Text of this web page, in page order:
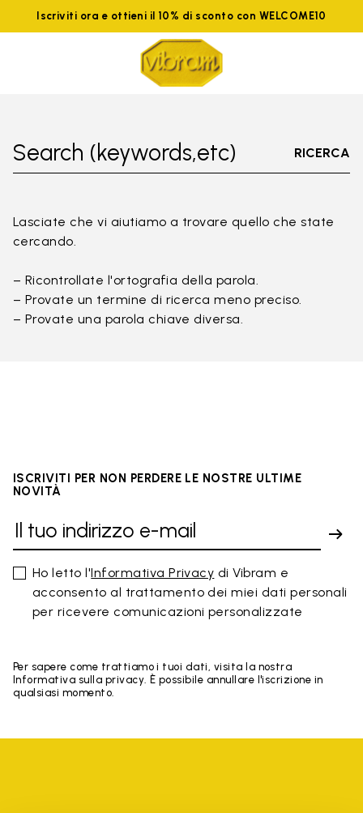
Iscriviti ora e ottieni il 10% di sconto con WELCOME10
Search (keywords,etc) RICERCA
Lasciate che vi aiutiamo a trovare quello che state
cercando.
– Ricontrollate l'ortografia della parola.
– Provate un termine di ricerca meno preciso.
– Provate una parola chiave diversa.
ISCRIVITI PER NON PERDERE LE NOSTRE ULTIME
NOVITÀ
Ho letto l'Informativa Privacy di Vibram e
acconsento al trattamento dei miei dati personali
per ricevere comunicazioni personalizzate
Per sapere come trattiamo i tuoi dati, visita la nostra
Informativa sulla privacy. È possibile annullare l'iscrizione in
qualsiasi momento.